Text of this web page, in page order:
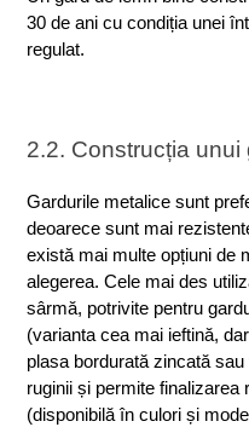
30 de ani cu condiția unei
regulat.
2.2. Construcția unui
Gardurile metalice sunt
deoarece sunt mai
există mai multe opțiuni de
alegerea. Cele mai des
sârmă, potrivite pentru
(varianta cea mai ieftină,
plasa bordurată zincată
ruginii și permite finalizarea
(disponibilă în culori și